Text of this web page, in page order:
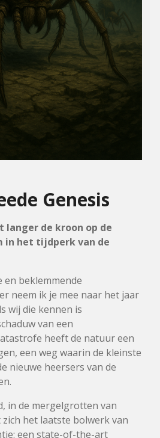
Genesis
langer de kroon op de
in het tijdperk van de
en beklemmende
neem ik je mee naar het jaar
wij die kennen is
van een
heeft de natuur een
een weg waarin de kleinste
nieuwe heersers van de
in de mergelgrotten van
het laatste bolwerk van
een state-of-the-art